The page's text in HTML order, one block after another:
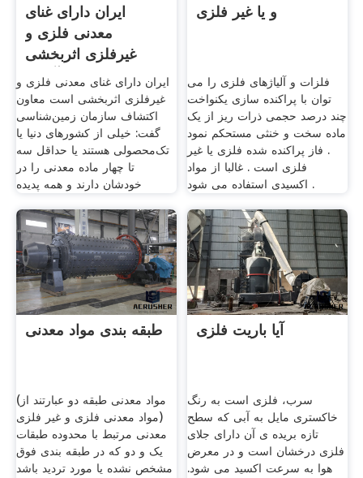
ایران دارای غنای
معدنی فلزی و
غیر‌فلزی اثربخشی
است | آفتاب
ایران دارای غنای معدنی فلزی و
غیر‌فلزی اثربخشی است معاون
اکتشاف سازمان زمین‌شناسی
گفت: خیلی از کشورهای دنیا یا
تک‌محصولی هستند یا حداقل سه
تا چهار ماده معدنی را در
خودشان دارند و همه پدیده
و یا غیر فلزی
فلزات و آلیاژهای فلزی را می
توان با پراکنده سازی یکنواخت
چند درصد حجمی ذرات ریز از یک
ماده سخت و خنثی مستحکم نمود
. فاز پراکنده شده فلزی یا غیر
فلزی است . غالبا از مواد
اکسیدی استفاده می شود .
طبقه بندی مواد معدنی
(مواد معدنی طبقه دو عبارتند از
مواد معدنی فلزی و غیر فلزی)
معدنی مرتبط با محدوده طبقات
یک و دو که در طبقه بندی فوق
مشخص نشده یا مورد تردید باشد
آیا باریت فلزی
سرب، فلزی است به رنگ
خاکستری مایل به آبی که سطح
تازه بریده ی آن دارای جلای
فلزی درخشان است و در معرض
هوا به سرعت اکسید می شود.